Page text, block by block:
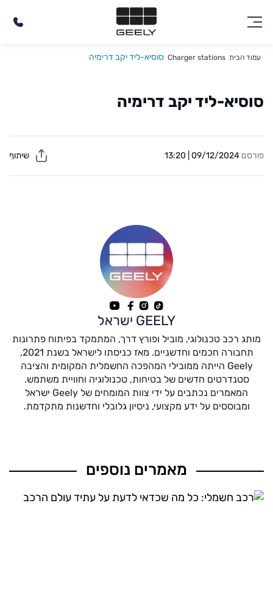
עמוד הבית Charger stations סוסיא-ליד יקב דרימיה
סוסיא-ליד יקב דרימיה
פורסם 09/12/2024 | 13:20
GEELY ישראל
מותג רכב טכנולוגי, מוביל ופורץ דרך, המתמקד בפיתוח פתרונות
תחבורה חכמים וחדשניים. מאז כניסתו לישראל בשנת 2021,
Geely הייתה ממובילי המהפכה החשמלית המקומית והציבה
סטנדרטים חדשים של בטיחות, טכנולוגיה וחוויית משתמש.
המאמרים נכתבים על ידי צוות המומחים של Geely ישראל
ומבוססים על ידע מקצועי, ניסיון גלובלי וחדשנות מתקדמת.
מאמרים נוספים